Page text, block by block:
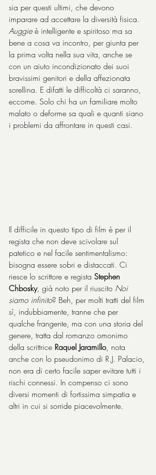
sia per questi ultimi, che devono
imparare ad accettare la diversità fisica.
Auggie è intelligente e spiritoso ma sa
bene a cosa va incontro, per giunta per
la prima volta nella sua vita, anche se
con un aiuto incondizionato dei suoi
bravissimi genitori e della affezionata
sorellina. E difatti le difficoltà ci saranno,
eccome. Solo chi ha un familiare molto
malato o deforme sa quali e quanti siano
i problemi da affrontare in questi casi.
Il difficile in questo tipo di film è per il
regista che non deve scivolare sul
patetico e nel facile sentimentalismo:
bisogna essere sobri e distaccati. Ci
riesce lo scrittore e regista Stephen
Chbosky, già noto per il riuscito Noi
siamo infinito? Beh, per molti tratti del film
sì, indubbiamente, tranne che per
qualche frangente, ma con una storia del
genere, tratta dal romanzo omonimo
della scrittrice Raquel Jaramillo, nota
anche con lo pseudonimo di R.J. Palacio,
non era di certo facile saper evitare tutti i
rischi connessi. In compenso ci sono
diversi momenti di fortissima simpatia e
altri in cui si sorride piacevolmente.